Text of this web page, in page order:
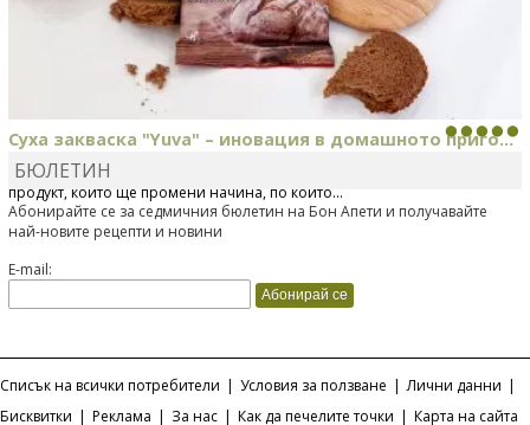
Суха закваска "Yuva" – иновация в домашното приго...
Отскоро Лесафр България стартира предлагането на изцяло нов
продукт, който ще промени начина, по който...
БЮЛЕТИН
Абонирайте се за седмичния бюлетин на Бон Апети и получавайте
най-новите рецепти и новини
E-mail:
Списък на всички потребители | Условия за ползване | Лични данни |
Бисквитки | Реклама | За нас | Как да печелите точки | Карта на сайта